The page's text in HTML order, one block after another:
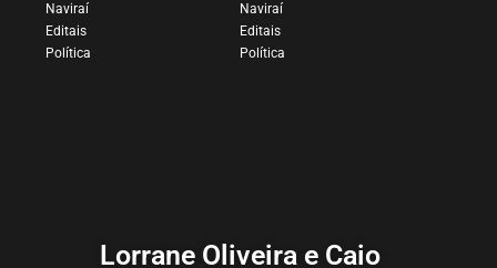
Naviraí
Editais
Política
Naviraí
Editais
Política
Lorrane Oliveira e Caio